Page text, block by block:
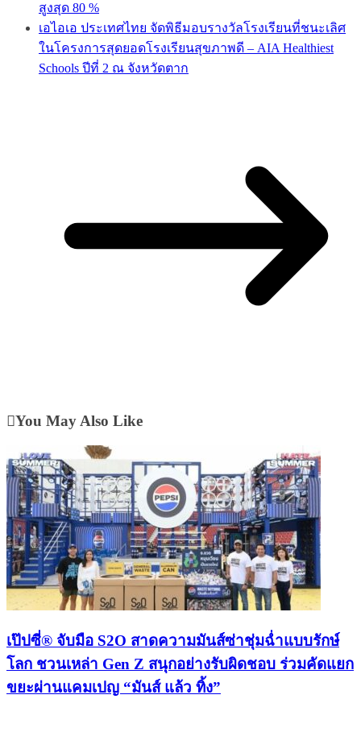
สูงสุด 80 %
เอไอเอ ประเทศไทย จัดพิธีมอบรางวัลโรงเรียนที่ชนะเลิศ
ในโครงการสุดยอดโรงเรียนสุขภาพดี – AIA Healthiest
Schools ปีที่ 2 ณ จังหวัดตาก
You May Also Like
เป๊ปซี่® จับมือ S2O สาดความมันส์ซ่าชุ่มฉ่ำแบบรักษ์
โลก ชวนเหล่า Gen Z สนุกอย่างรับผิดชอบ ร่วมคัดแยก
ขยะผ่านแคมเปญ “มันส์ แล้ว ทิ้ง”